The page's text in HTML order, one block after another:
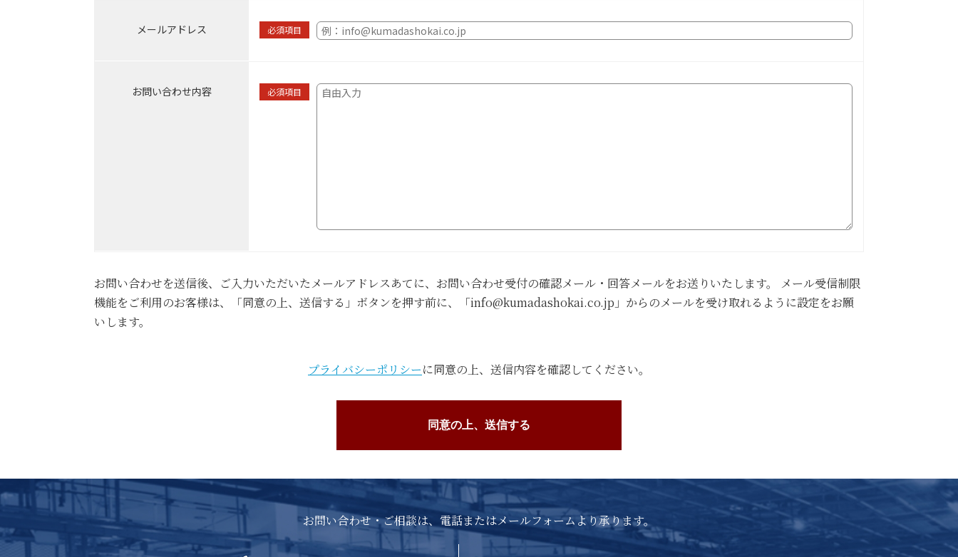
メールアドレス 必須項目
お問い合わせ内容 必須項目
お問い合わせを送信後、ご入力いただいたメールアドレスあてに、お問い合わせ受付の確認メール・回答メールをお送りいたします。 メール受信制限
機能をご利用のお客様は、「同意の上、送信する」ボタンを押す前に、「info@kumadashokai.co.jp」からのメールを受け取れるように設定をお願
いします。
プライバシーポリシーに同意の上、送信内容を確認してください。
お問い合わせ・ご相談は、電話またはメールフォームより承ります。